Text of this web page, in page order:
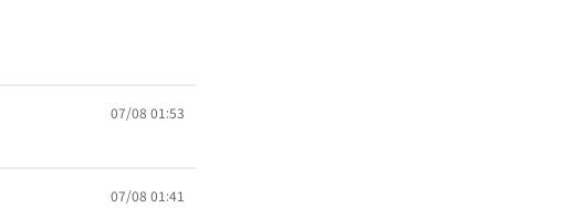
07/08 01:53
07/08 01:41